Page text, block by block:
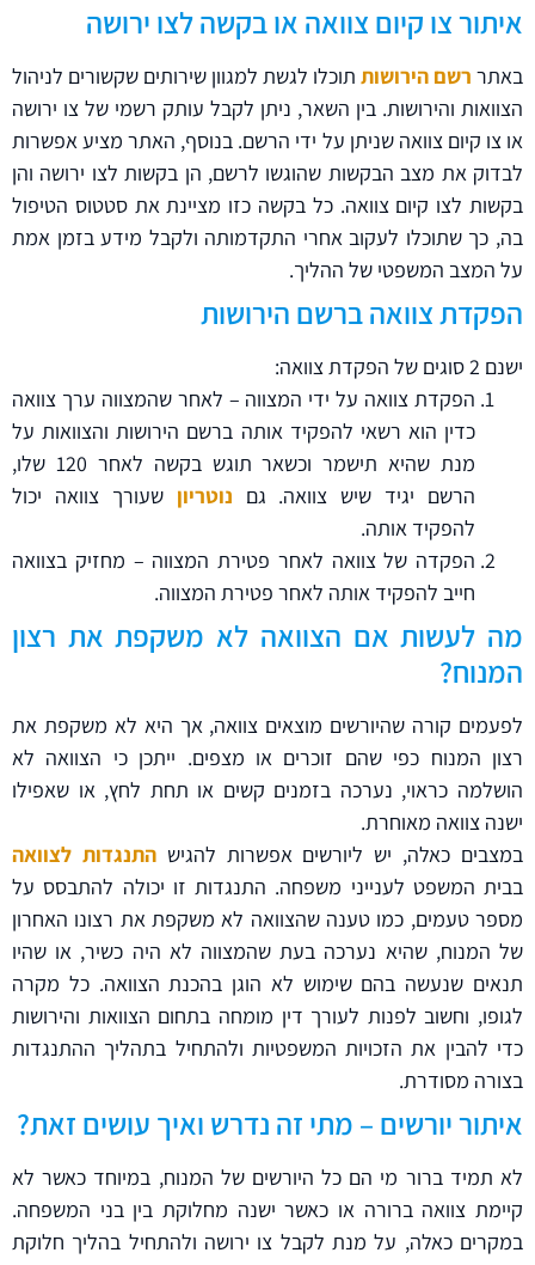
איתור צו קיום צוואה או בקשה לצו ירושה
באתר רשם הירושות תוכלו לגשת למגוון שירותים שקשורים לניהול
הצוואות והירושות. בין השאר, ניתן לקבל עותק רשמי של צו ירושה
או צו קיום צוואה שניתן על ידי הרשם. בנוסף, האתר מציע אפשרות
לבדוק את מצב הבקשות שהוגשו לרשם, הן בקשות לצו ירושה והן
בקשות לצו קיום צוואה. כל בקשה כזו מציינת את סטטוס הטיפול
בה, כך שתוכלו לעקוב אחרי התקדמותה ולקבל מידע בזמן אמת
על המצב המשפטי של ההליך.
הפקדת צוואה ברשם הירושות
ישנם 2 סוגים של הפקדת צוואה:
הפקדת צוואה על ידי המצווה – לאחר שהמצווה ערך צוואה
כדין הוא רשאי להפקיד אותה ברשם הירושות והצוואות על
מנת שהיא תישמר וכשאר תוגש בקשה לאחר 120 שלו,
הרשם יגיד שיש צוואה. גם נוטריון שעורך צוואה יכול
להפקיד אותה.
הפקדה של צוואה לאחר פטירת המצווה – מחזיק בצוואה
חייב להפקיד אותה לאחר פטירת המצווה.
מה לעשות אם הצוואה לא משקפת את רצון
המנוח?
לפעמים קורה שהיורשים מוצאים צוואה, אך היא לא משקפת את
רצון המנוח כפי שהם זוכרים או מצפים. ייתכן כי הצוואה לא
הושלמה כראוי, נערכה בזמנים קשים או תחת לחץ, או שאפילו
ישנה צוואה מאוחרת.
במצבים כאלה, יש ליורשים אפשרות להגישהתנגדות לצוואה
בבית המשפט לענייני משפחה. התנגדות זו יכולה להתבסס על
מספר טעמים, כמו טענה שהצוואה לא משקפת את רצונו האחרון
של המנוח, שהיא נערכה בעת שהמצווה לא היה כשיר, או שהיו
תנאים שנעשה בהם שימוש לא הוגן בהכנת הצוואה. כל מקרה
לגופו, וחשוב לפנות לעורך דין מומחה בתחום הצוואות והירושות
כדי להבין את הזכויות המשפטיות ולהתחיל בתהליך ההתנגדות
בצורה מסודרת.
איתור יורשים – מתי זה נדרש ואיך עושים זאת?
לא תמיד ברור מי הם כל היורשים של המנוח, במיוחד כאשר לא
קיימת צוואה ברורה או כאשר ישנה מחלוקת בין בני המשפחה.
במקרים כאלה, על מנת לקבל צו ירושה ולהתחיל בהליך חלוקת